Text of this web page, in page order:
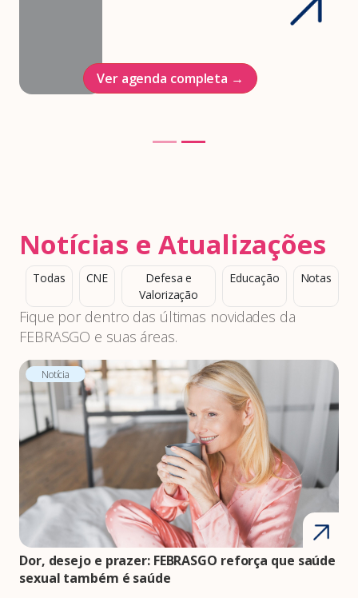
Ver agenda completa →
Notícias e Atualizações
Todas CNE
Defesa e
Valorização
Educação Notas
Fique por dentro das últimas novidades da
FEBRASGO e suas áreas.
Notícia
Dor, desejo e prazer: FEBRASGO reforça que saúde
sexual também é saúde